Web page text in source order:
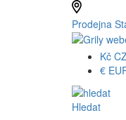
Prodejna
Kč
€
Hledat